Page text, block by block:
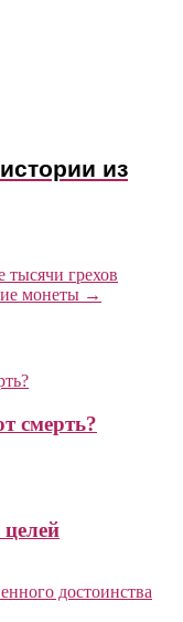
из
тысячи грехов
монеты →
смерть?